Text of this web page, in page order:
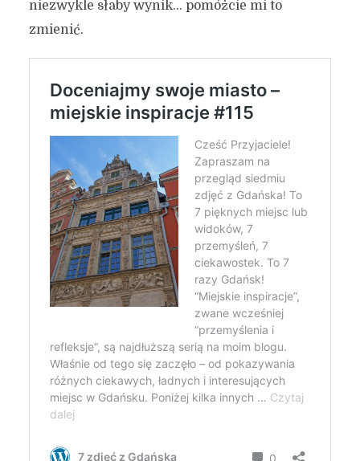
niezwykle słaby wynik… pomóżcie mi to
zmienić.